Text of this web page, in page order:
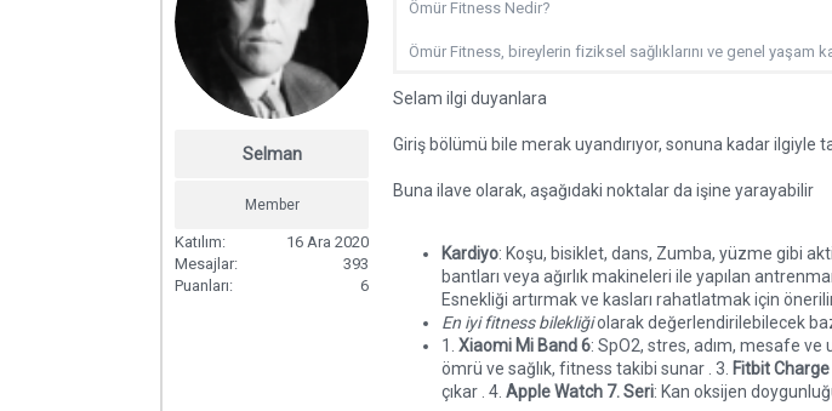
Selman
Member
Katılım
16 Ara 2020
Mesajlar
393
Puanları
6
Ömür Fitness Nedir?
Ömür Fitness, bireylerin fiziksel sağlıklarını ve genel
Selam ilgi duyanlara
Giriş bölümü bile merak uyandırıyor, sonuna kadar ilgiyle
Buna ilave olarak, aşağıdaki noktalar da işine yarayabilir
Kardiyo: Koşu, bisiklet, dans, Zumba, yüzme gibi
bantları veya ağırlık makineleri ile yapılan
Esnekliği artırmak ve kasları rahatlatmak için
En iyi fitness bilekliğiolarak değerlendirilebilecek
1. Xiaomi Mi Band 6: SpO2, stres, adım, mesafe ve
ömrü ve sağlık, fitness takibi sunar . 3. Fitbit
çıkar . 4. Apple Watch 7. Seri: Kan oksijen